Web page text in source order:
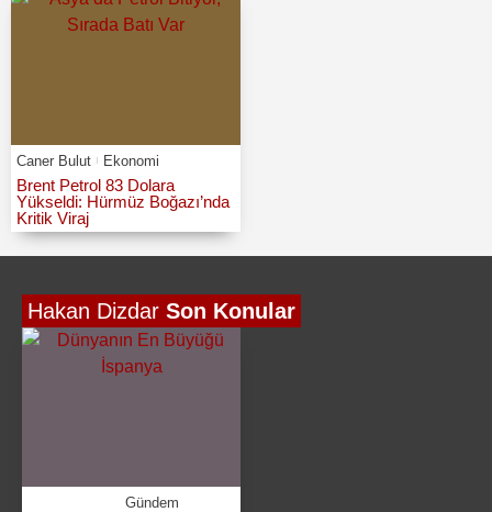
Caner Bulut Ekonomi
Brent Petrol 83 Dolara
Yükseldi: Hürmüz Boğazı’nda
Kritik Viraj
Hakan Dizdar Son Konular
Gündem